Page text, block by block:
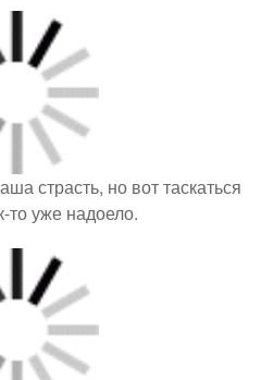
страсть, но вот таскаться
то уже надоело.